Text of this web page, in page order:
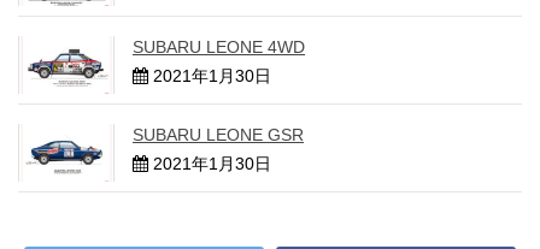
SUBARU LEONE 4WD
2021年1月30日
SUBARU LEONE GSR
2021年1月30日